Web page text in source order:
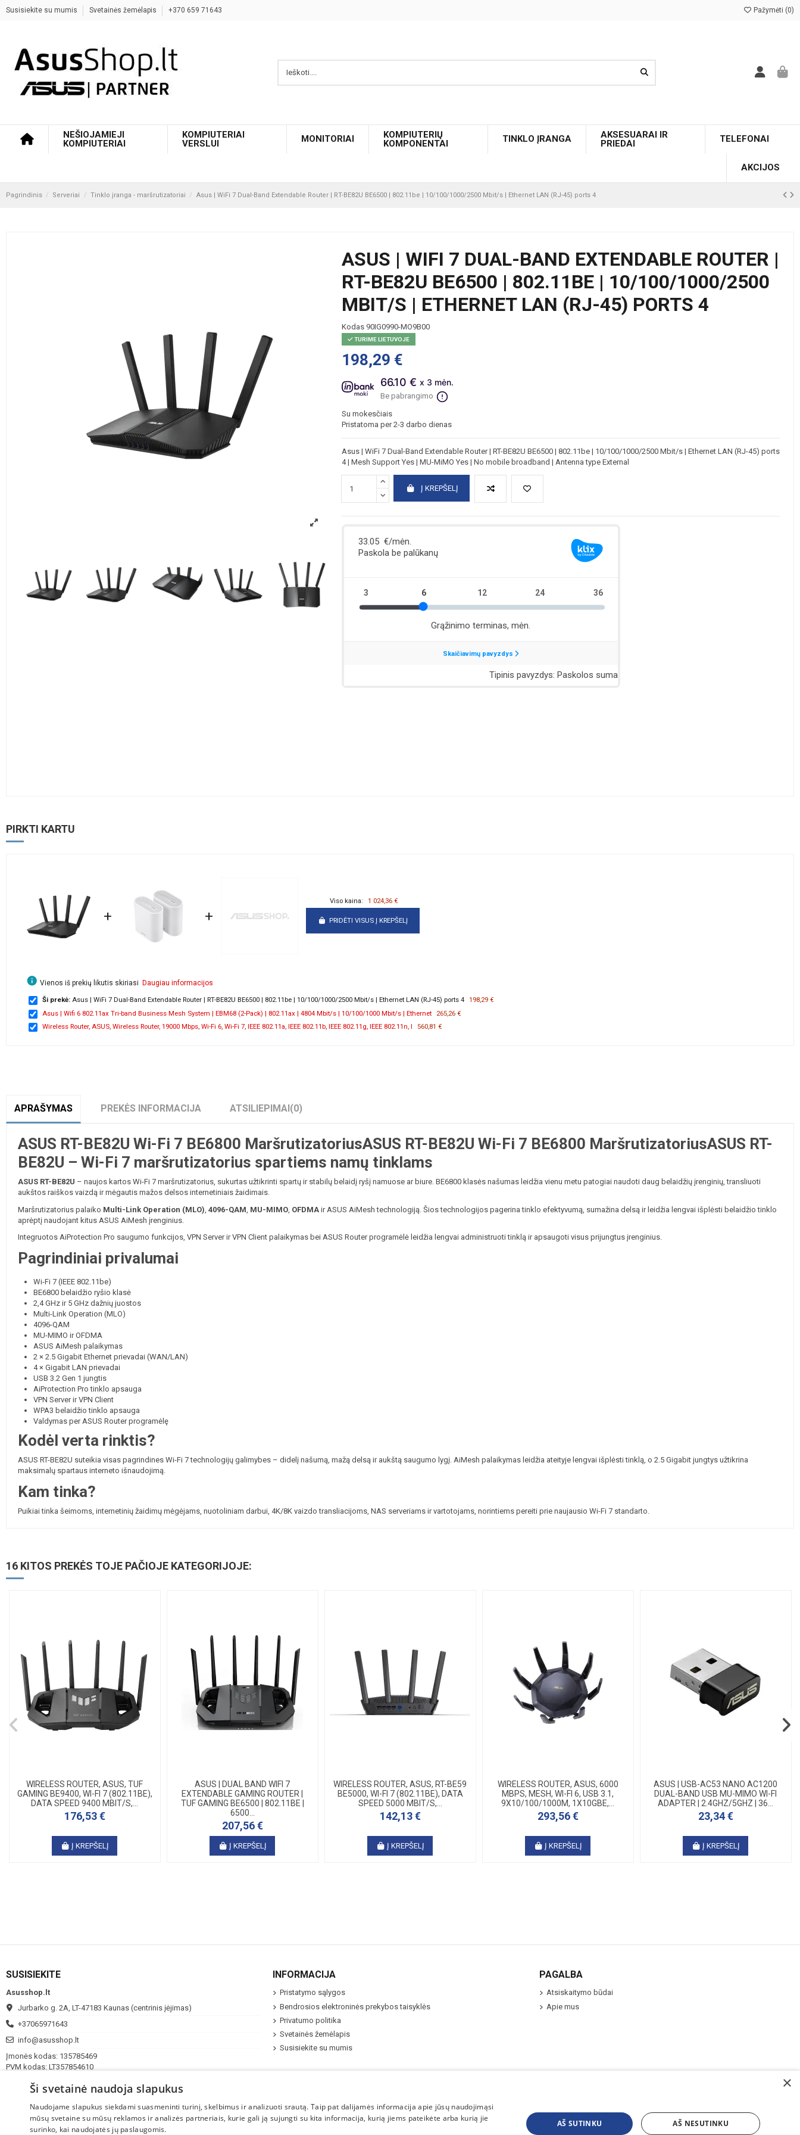
Susisiekite su mumis Svetainės žemėlapis +370 659 71643 Pažymėti (0)
NEŠIOJAMIEJI
KOMPIUTERIAI
KOMPIUTERIAI
VERSLUI
MONITORIAI
KOMPIUTERIŲ
KOMPONENTAI
TINKLO ĮRANGA
AKSESUARAI IR
PRIEDAI
TELEFONAI
AKCIJOS
Pagrindinis Serveriai Tinklo įranga - maršrutizatoriai Asus | WiFi 7 Dual-Band Extendable Router | RT-BE82U BE6500 | 802.11be | 10/100/1000/2500 Mbit/s | Ethernet LAN (RJ-45) ports 4
ASUS | WIFI 7 DUAL-BAND EXTENDABLE ROUTER |
RT-BE82U BE6500 | 802.11BE | 10/100/1000/2500
MBIT/S | ETHERNET LAN (RJ-45) PORTS 4
Kodas 90IG0990-MO9B00
TURIME LIETUVOJE
198,29 €
66.10 € x 3 mėn.
Be pabrangimo
Su mokesčiais
Pristatoma per 2-3 darbo dienas
Asus | WiFi 7 Dual-Band Extendable Router | RT-BE82U BE6500 | 802.11be | 10/100/1000/2500 Mbit/s | Ethernet LAN (RJ-45) ports
4 | Mesh Support Yes | MU-MiMO Yes | No mobile broadband | Antenna type External
Į KREPŠELĮ
PIRKTI KARTU
+ +
Viso kaina: 1 024,36 €
PRIDĖTI VISUS Į KREPŠELĮ
info Vienos iš prekių likutis skiriasi Daugiau informacijos
Ši prekė: Asus | WiFi 7 Dual-Band Extendable Router | RT-BE82U BE6500 | 802.11be | 10/100/1000/2500 Mbit/s | Ethernet LAN (RJ-45) ports 4 198,29 €
Asus | Wifi 6 802.11ax Tri-band Business Mesh System | EBM68 (2-Pack) | 802.11ax | 4804 Mbit/s | 10/100/1000 Mbit/s | Ethernet
265,26 €
Wireless Router, ASUS, Wireless Router, 19000 Mbps, Wi-Fi 6, Wi-Fi 7, IEEE 802.11a, IEEE 802.11b, IEEE 802.11g, IEEE 802.11n, I
560,81 €
APRAŠYMAS PREKĖS INFORMACIJA ATSILIEPIMAI(0)
ASUS RT-BE82U Wi-Fi 7 BE6800 MaršrutizatoriusASUS RT-BE82U Wi-Fi 7 BE6800 MaršrutizatoriusASUS RT-
BE82U – Wi-Fi 7 maršrutizatorius spartiems namų tinklams
ASUS RT-BE82U – naujos kartos Wi-Fi 7 maršrutizatorius, sukurtas užtikrinti spartų ir stabilų belaidį ryšį namuose ar biure. BE6800 klasės našumas leidžia vienu metu patogiai naudoti daug belaidžių įrenginių, transliuoti
aukštos raiškos vaizdą ir mėgautis mažos delsos internetiniais žaidimais.
Maršrutizatorius palaiko Multi-Link Operation (MLO) ,4096-QAM MU-MIMO OFDMA ir ASUS AiMesh technologiją. Šios technologijos pagerina tinklo efektyvumą, sumažina delsą ir leidžia lengvai išplėsti belaidžio tinklo
aprėptį naudojant kitus ASUS AiMesh įrenginius.
Integruotos AiProtection Pro saugumo funkcijos, VPN Server ir VPN Client palaikymas bei ASUS Router programėlė leidžia lengvai administruoti tinklą ir apsaugoti visus prijungtus įrenginius.
Pagrindiniai privalumai
Wi-Fi 7 (IEEE 802.11be)
BE6800 belaidžio ryšio klasė
2,4 GHz ir 5 GHz dažnių juostos
Multi-Link Operation (MLO)
4096-QAM
MU-MIMO ir OFDMA
ASUS AiMesh palaikymas
2 × 2.5 Gigabit Ethernet prievadai (WAN/LAN)
4 × Gigabit LAN prievadai
USB 3.2 Gen 1 jungtis
AiProtection Pro tinklo apsauga
VPN Server ir VPN Client
WPA3 belaidžio tinklo apsauga
Valdymas per ASUS Router programėlę
Kodėl verta rinktis?
ASUS RT-BE82U suteikia visas pagrindines Wi-Fi 7 technologijų galimybes – didelį našumą, mažą delsą ir aukštą saugumo lygį. AiMesh palaikymas leidžia ateityje lengvai išplėsti tinklą, o 2.5 Gigabit jungtys užtikrina
maksimalų spartaus interneto išnaudojimą.
Kam tinka?
Puikiai tinka šeimoms, internetinių žaidimų mėgėjams, nuotoliniam darbui, 4K/8K vaizdo transliacijoms, NAS serveriams ir vartotojams, norintiems pereiti prie naujausio Wi-Fi 7 standarto.
16 KITOS PREKĖS TOJE PAČIOJE KATEGORIJOJE:
WIRELESS ROUTER, ASUS, TUF
GAMING BE9400, WI-FI 7 (802.11BE),
DATA SPEED 9400 MBIT/S,...
176,53 €
Į KREPŠELĮ
ASUS | DUAL BAND WIFI 7
EXTENDABLE GAMING ROUTER |
TUF GAMING BE6500 | 802.11BE |
6500...
207,56 €
Į KREPŠELĮ
WIRELESS ROUTER, ASUS, RT-BE59
BE5000, WI-FI 7 (802.11BE), DATA
SPEED 5000 MBIT/S,...
142,13 €
Į KREPŠELĮ
WIRELESS ROUTER, ASUS, 6000
MBPS, MESH, WI-FI 6, USB 3.1,
9X10/100/1000M, 1X10GBE,...
293,56 €
Į KREPŠELĮ
ASUS | USB-AC53 NANO AC1200
DUAL-BAND USB MU-MIMO WI-FI
ADAPTER | 2.4GHZ/5GHZ | 36...
23,34 €
Į KREPŠELĮ
SUSISIEKITE
Asusshop.lt
Jurbarko g. 2A, LT-47183 Kaunas (centrinis įėjimas)
+37065971643
info@asusshop.lt
Įmonės kodas: 135785469
PVM kodas: LT357854610
10:00 - 18:00
INFORMACIJA
Pristatymo sąlygos
Bendrosios elektroninės prekybos taisyklės
Privatumo politika
Svetainės žemėlapis
Susisiekite su mumis
PAGALBA
Atsiskaitymo būdai
Apie mus
×
Ši svetainė naudoja slapukus
Naudojame slapukus siekdami suasmeninti turinį, skelbimus ir analizuoti srautą. Taip pat dalijamės informacija apie jūsų naudojimąsi
mūsų svetaine su mūsų reklamos ir analizės partneriais, kurie gali ją sujungti su kita informacija, kurią jiems pateikėte arba kurią jie
surinko, kai naudojatės jų paslaugomis.
AŠ SUTINKU AŠ NESUTINKU